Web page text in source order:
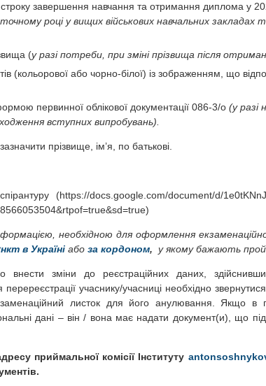
завершення навчання та отримання диплома у
році у вищих військових навчальних закладах
(у разі потреби, при зміні прізвища після
(кольорової або чорно-білої) із зображенням, що
первинної облікової документації 086-3/о (у разі
вступних випробувань).
прізвище, ім’я, по батькові.
(https://docs.google.com/document/d/
необхідною для оформлення
в Україні або за кордоном, у якому бажають
внести зміни до реєстраційних даних,
учаснику/учасниці необхідно
листок для його анулювання. Якщо в
дані – він / вона має надати документ(и), що
приймальної комісії Інституту